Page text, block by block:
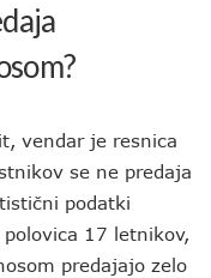
vendar je resnica
se ne predaja
podatki
17 letnikov,
predajajo zelo